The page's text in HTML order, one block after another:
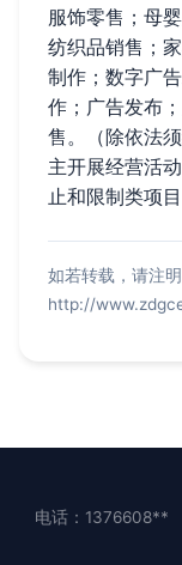
服饰零售；母
纺织品销售；
制作；数字广
作；广告发布
售。（除依法
主开展经营活
止和限制类项
如若转载，请注明
http://
电话：1376608**